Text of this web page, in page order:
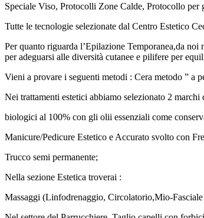
Speciale Viso, Protocolli Zone Calde, Protocollo per
Tutte le tecnologie selezionate dal Centro Estetico
Per quanto riguarda l’Epilazione Temporanea,da
per adeguarsi alle diversità cutanee e pilifere per
Vieni a provare i seguenti metodi : Cera metodo ” a
Nei trattamenti estetici abbiamo selezionato 2
biologici al 100% con gli olii essenziali come
Manicure/Pedicure Estetico e Accurato svolto con
Trucco semi permanente;
Nella sezione Estetica troverai :
Massaggi (Linfodrenaggio, Circolatorio,Mio-